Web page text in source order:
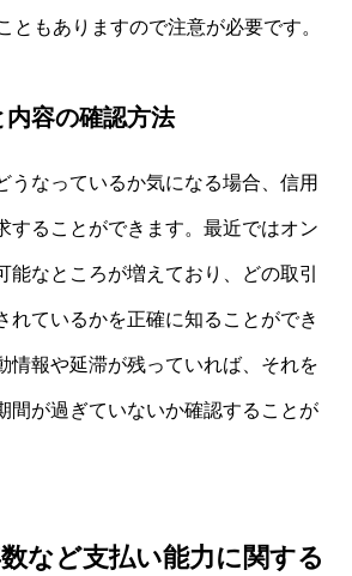
ともありますので注意が必要です。
容の確認方法
うなっているか気になる場合、信用
することができます。最近ではオン
能なところが増えており、どの取引
れているかを正確に知ることができ
情報や延滞が残っていれば、それを
間が過ぎていないか確認することが
など支払い能力に関する